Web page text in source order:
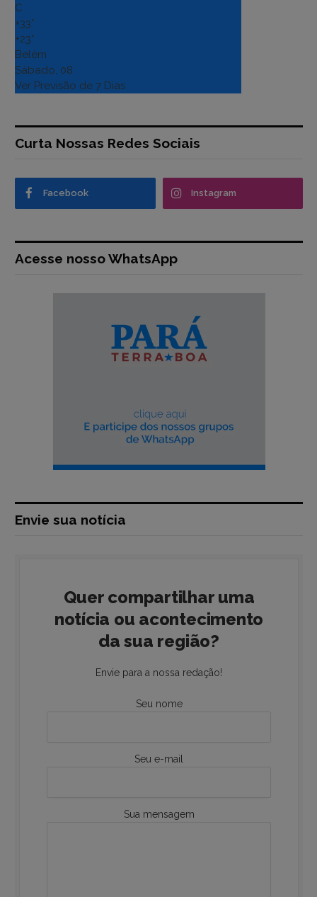
C
+33°
+23°
Belém
Sábado, 08
Ver Previsão de 7 Dias
Curta Nossas Redes Sociais
Facebook Instagram
Acesse nosso WhatsApp
Envie sua notícia
Quer compartilhar uma
notícia ou acontecimento
da sua região?
Envie para a nossa redação!
Seu nome
Seu e-mail
Sua mensagem